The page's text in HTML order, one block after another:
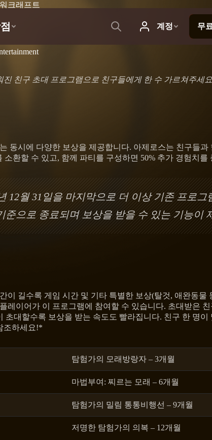
크래프트
친구 초대 프로그램으로 친구들에게 한 수 가르쳐주세
시에 다양한 보상을 제공합니다. 아제로스는 친구들
환할 수 있고, 함께 파티를 구성하면 50% 추가 경험치를
월 31일을 마지막으로 더 이상 기존 프로그
으로 종료되며 보상을 받을 수 있는 기능이
길수록 게임 시간 및 기타 특별한 보상(탈것, 애완동물
이어가 이 프로그램에 참여할 수 있습니다. 초대받은
대할수록 보상을 받는 속도도 빨라집니다. 친구 한 명
조하세요!*
탐험가의 모래방랑자 – 3개월
마법부여: 찌르는 모래 – 6개월
탐험가의 밀림 통통비행선 – 9개월
저명한 탐험가의 의복 – 12개월